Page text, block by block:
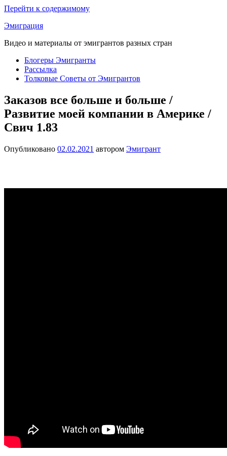
Перейти к содержимому
Эмиграция
Видео и материалы от эмигрантов разных стран
Блогеры Эмигранты
Рассылка
Толковые Советы от Эмигрантов
Заказов все больше и больше /
Развитие моей компании в Америке /
Свич 1.83
Опубликовано 02.02.2021 автором Эмигрант